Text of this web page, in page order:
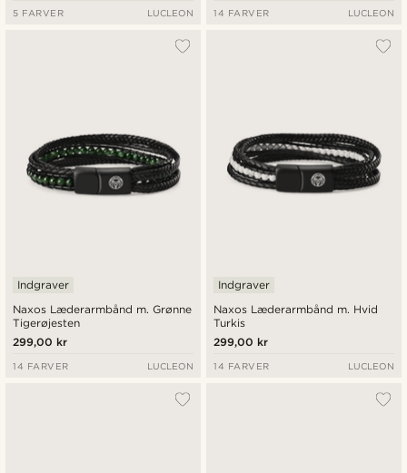
5 FARVER LUCLEON 14 FARVER LUCLEON
Naxos Læderarmbånd m. Grønne
Tigerøjesten
Indgraver
299,00 kr
14 FARVER LUCLEON
Naxos Læderarmbånd m. Hvid
Turkis
Indgraver
299,00 kr
14 FARVER LUCLEON